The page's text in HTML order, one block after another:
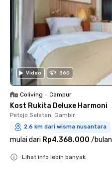
Video 360
Coliving • Campur
Kost Rukita Deluxe Harmoni
Petojo Selatan, Gambir
2.6 km dari wisma nusantara
mulai dari Rp4.368.000 /bulan
Lihat info lebih banyak